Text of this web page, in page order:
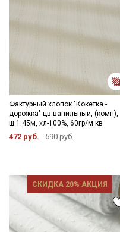
Фактурный хлопок "Кокетка -
дорожка" цв.ванильный, (комп),
ш.1.45м, хл-100%, 60гр/м.кв
472 руб. 590 руб.
СКИДКА 20% АКЦИЯ